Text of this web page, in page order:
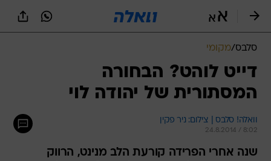
סלבס/מקומי
דייט לוהט? הבחורה
המסתורית של יהודה לוי
וואלה! סלבס | צילום: ניר פקין
24.8.2014 / 8:02
שנה אחרי הפרידה קורעת הלב מנינט, הרווק